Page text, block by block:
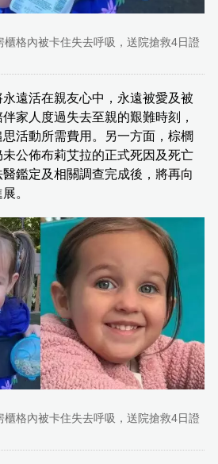
格內被卡住失去呼吸，送院搶救4日證
遠活在親友心中，永遠被愛及被
家人度過失去至親的艱難時刻，
活動所需費用。另一方面，棕櫚
公佈布莉艾拉的正式死因及死亡
鑑定及相關調查完成後，將再向
。
格內被卡住失去呼吸，送院搶救4日證